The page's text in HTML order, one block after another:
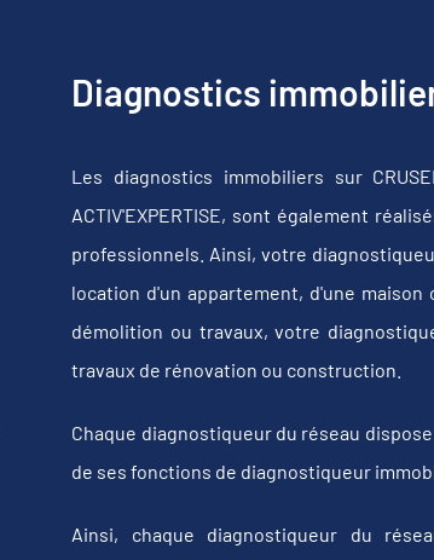
Diagnostics
Les diagnostics immobiliers sur
ACTIV'EXPERTISE, sont également
professionnels. Ainsi, votre
location d'un appartement, d'une
démolition ou travaux, votre
travaux de rénovation ou construction.
Chaque diagnostiqueur du réseau
de ses fonctions de diagnostiqueur
Ainsi, chaque diagnostiqueur du